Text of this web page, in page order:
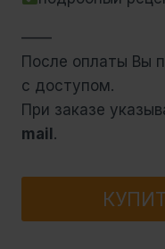
——
После оплаты Вы
с доступом.
При заказе
mail.